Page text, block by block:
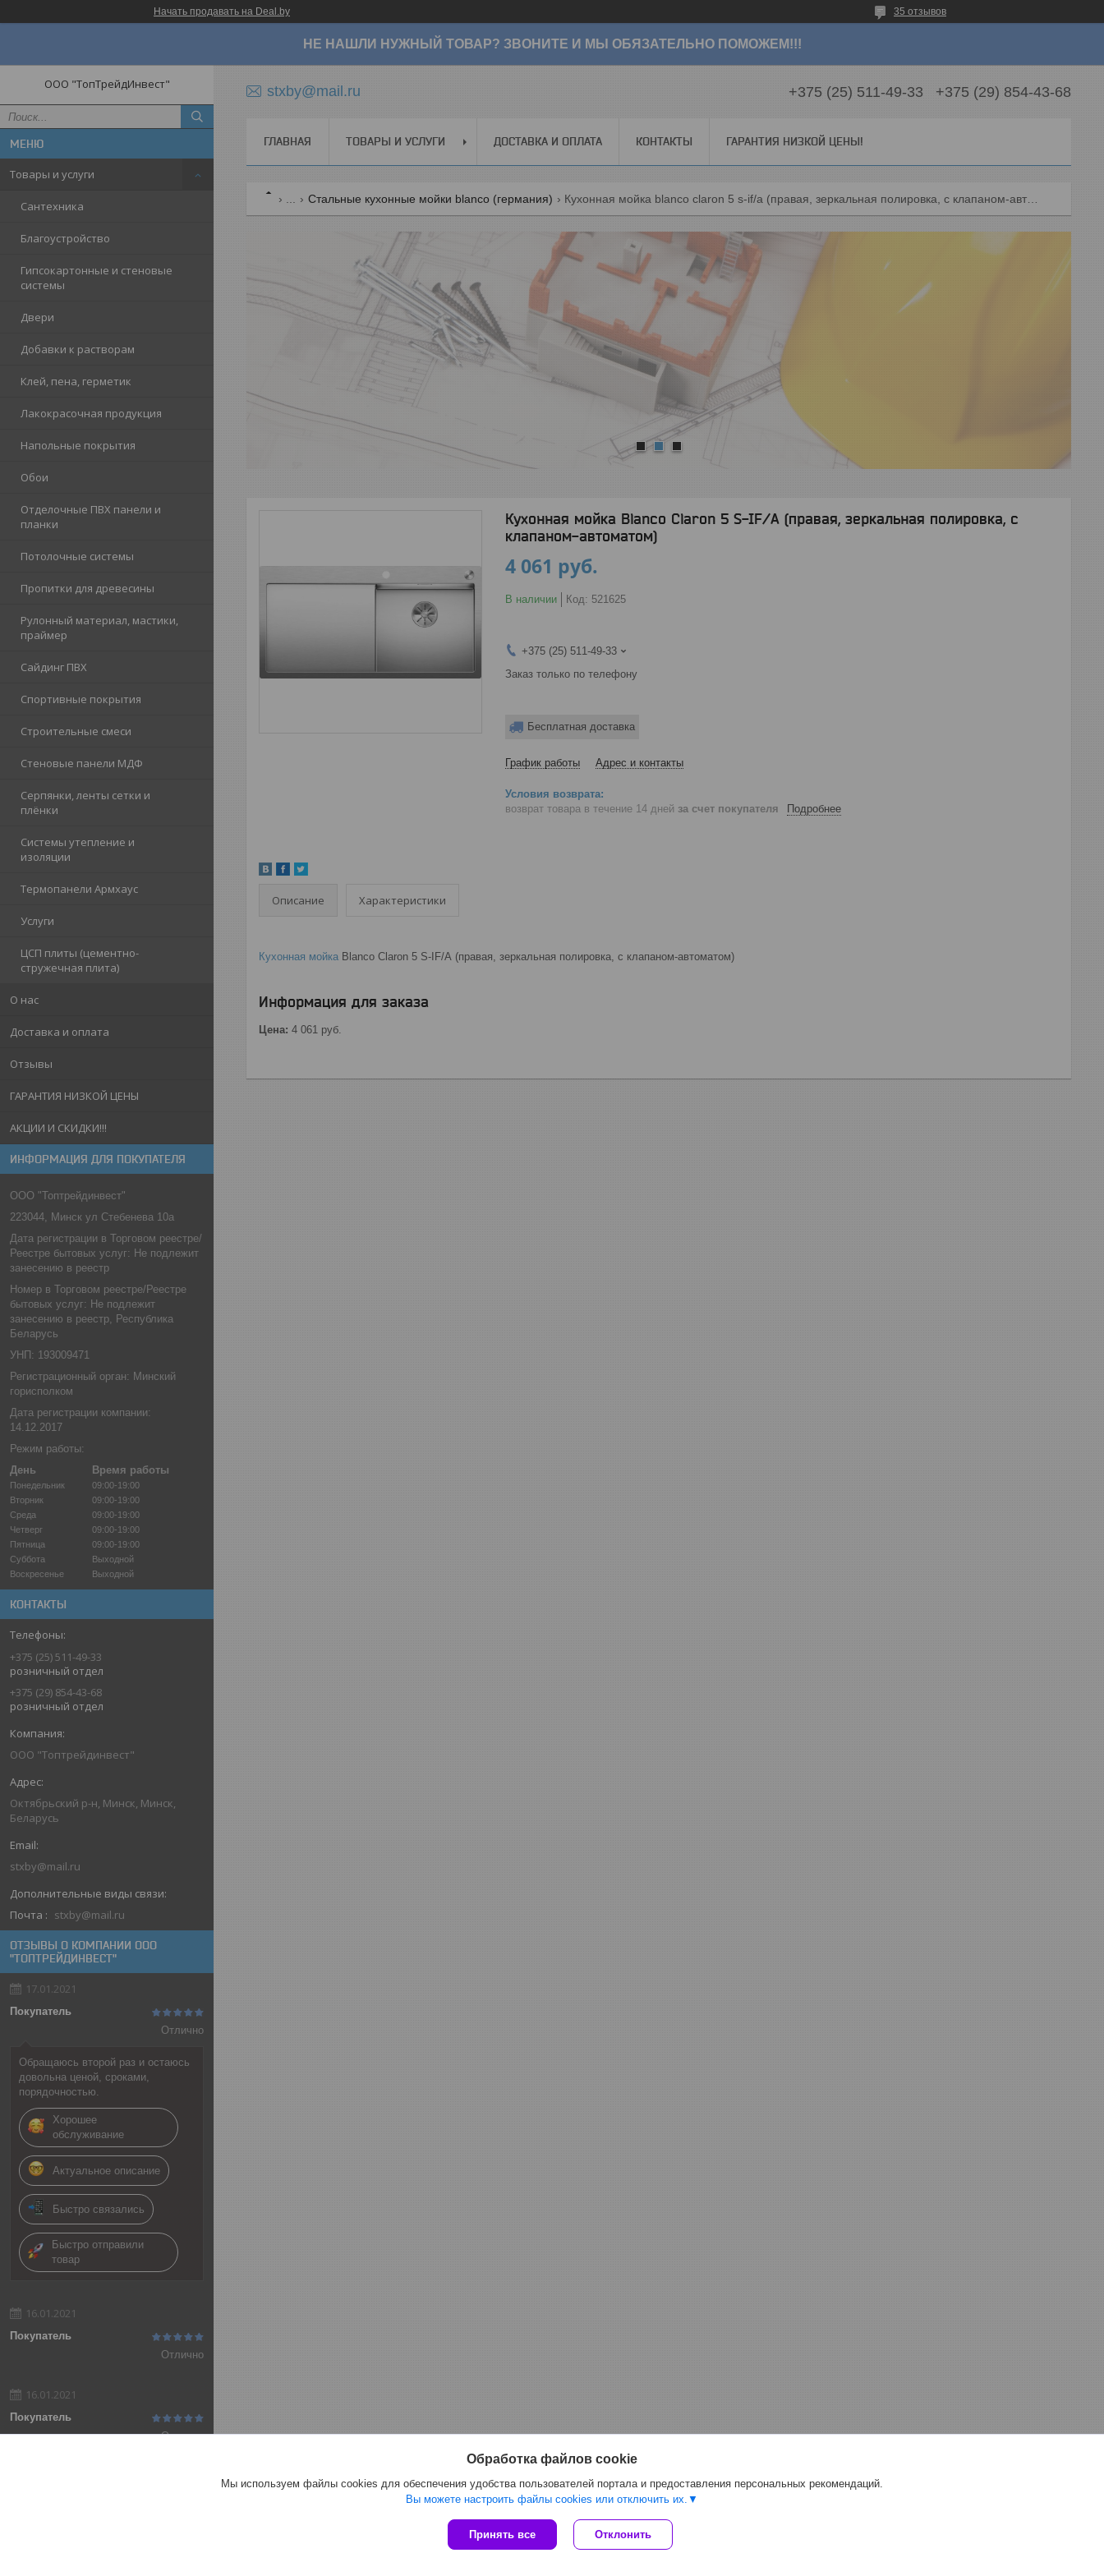
Начать продавать на Deal.by 35 отзывов
НЕ НАШЛИ НУЖНЫЙ ТОВАР? ЗВОНИТЕ И МЫ ОБЯЗАТЕЛЬНО ПОМОЖЕМ!!!
ООО "ТопТрейдИнвест"
Товары и услуги
Сантехника
Благоустройство
Гипсокартонные и стеновые
системы
Двери
Добавки к растворам
Клей, пена, герметик
Лакокрасочная продукция
Напольные покрытия
Обои
Отделочные ПВХ панели и
планки
Потолочные системы
Пропитки для древесины
Рулонный материал, мастики,
праймер
Сайдинг ПВХ
Спортивные покрытия
Строительные смеси
Стеновые панели МДФ
Серпянки, ленты сетки и
плёнки
Системы утепление и
изоляции
Термопанели Армхаус
Услуги
ЦСП плиты (цементно-
стружечная плита)
О нас
Доставка и оплата
Отзывы
ГАРАНТИЯ НИЗКОЙ ЦЕНЫ
АКЦИИ И СКИДКИ!!!
ИНФОРМАЦИЯ ДЛЯ ПОКУПАТЕЛЯ
ООО "Топтрейдинвест"
223044, Минск ул Стебенева 10а
Дата регистрации в Торговом реестре/
Реестре бытовых услуг: Не подлежит
занесению в реестр
Номер в Торговом реестре/Реестре
бытовых услуг: Не подлежит
занесению в реестр, Республика
Беларусь
УНП: 193009471
Регистрационный орган: Минский
горисполком
Дата регистрации компании:
14.12.2017
Режим работы:
День
Время работы
Понедельник
09:00-19:00
Вторник
09:00-19:00
Среда
09:00-19:00
Четверг
09:00-19:00
Пятница
09:00-19:00
Суббота
Выходной
Воскресенье
Выходной
КОНТАКТЫ
+375 (25) 511-49-33
розничный отдел
+375 (29) 854-43-68
розничный отдел
ООО "Топтрейдинвест"
Октябрьский р-н, Минск, Минск,
Беларусь
stxby@mail.ru
Почта stxby@mail.ru
ОТЗЫВЫ О КОМПАНИИ ООО
"ТОПТРЕЙДИНВЕСТ"
17.01.2021
Покупатель
Отлично
Обращаюсь второй раз и остаюсь
довольна ценой, сроками,
порядочностью.
Хорошее
обслуживание
Актуальное описание
Быстро связались
Быстро отправили
товар
16.01.2021
Покупатель
Отлично
16.01.2021
Покупатель
Отлично
stxby@mail.ru +375 (25) 511-49-33 +375 (29) 854-43-68
ГЛАВНАЯ ТОВАРЫ И УСЛУГИ ДОСТАВКА И ОПЛАТА КОНТАКТЫ ГАРАНТИЯ НИЗКОЙ ЦЕНЫ!
Стальные кухонные мойки blanco (германия)
Кухонная мойка Blanco Claron 5 S-IF/А (правая, зеркальная полировка, с
клапаном-автоматом)
4 061 руб.
В наличии Код: 521625
+375 (25) 511-49-33
Заказ только по телефону
Бесплатная доставка
График работы Адрес и контакты
возврат товара в течение 14 дней за счет покупателя Подробнее
Описание Характеристики
Кухонная мойка Blanco Claron 5 S-IF/А (правая, зеркальная полировка, с клапаном-автоматом)
Информация для заказа
Цена: 4 061 руб.
Сайт создан на платформе Deal.by
Политика обработки файлов cookies
Обработка файлов cookie
Мы используем файлы cookies для обеспечения удобства пользователей портала и предоставления персональных рекомендаций.
Вы можете настроить файлы cookies или отключить их.
Принять все Отклонить